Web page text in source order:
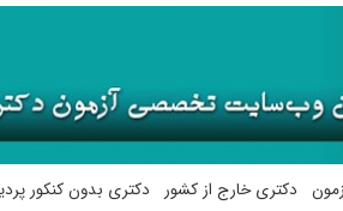
دکتری خارج از کشور دکتری بدون کنکور